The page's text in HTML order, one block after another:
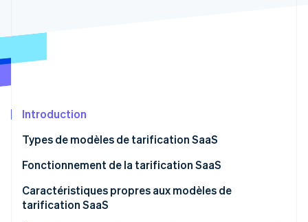
Radar
Atlas
Élimination du carbone
Vérification de l'identité
Introduction
Types de modèles de tarification SaaS
Fonctionnement de la tarification SaaS
Caractéristiques propres aux modèles de
tarification SaaS